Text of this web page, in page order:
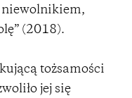
niewolnikiem,
(2018).
tożsamości
jej się